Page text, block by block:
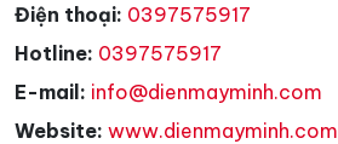
Điện thoại: 0397575917
Hotline: 0397575917
E-mail: info@dienmayminh.com
Website: www.dienmayminh.com